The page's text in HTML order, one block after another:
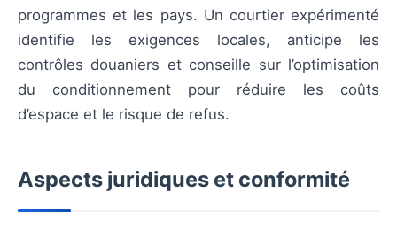
programmes et les pays. Un courtier expérimenté
identifie les exigences locales, anticipe les
contrôles douaniers et conseille sur l’optimisation
du conditionnement pour réduire les coûts
d’espace et le risque de refus.
Aspects juridiques et conformité